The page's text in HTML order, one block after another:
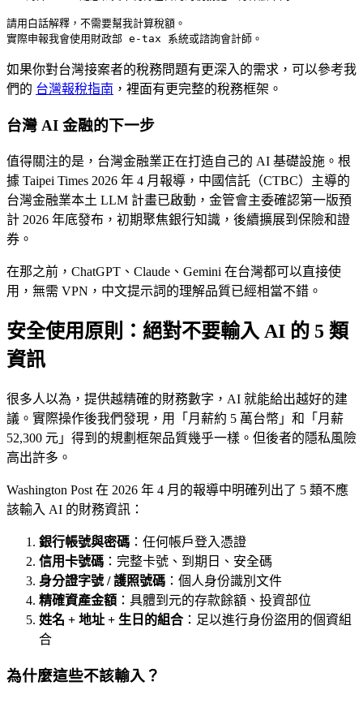
請用白話解釋，不需要幫我計算稅額。
如果你對台灣接案者的稅務問題有更深入的需求，可以參考我
們的 台灣報稅指南 ，裡面有更完整的稅務框架。
台灣 AI 金融的下一步
值得關注的是，台灣金融業正在打造自己的 AI 基礎設施。根
據 Taipei Times 2026 年 4 月報導，中國信託（CTBC）主導的
台灣金融業本土 LLM 計畫已啟動，金管會主委確認第一版預
計 2026 年底發布，初期聚焦銀行知識，後續擴展到保險和證
券。
在那之前，ChatGPT、Claude、Gemini 在台灣都可以直接使
用，無需 VPN，中文提示詞的理解品質已經相當不錯。
安全使用原則：絕對不要輸入 AI 的 5 類
資訊
很多人以為，提供越精確的財務數字，AI 就能給出越好的建
議。實際操作後我們發現，用「月薪約 5 萬台幣」和「月薪
52,300 元」得到的規劃框架品質幾乎一樣。但後者的隱私風險
高出許多。
Washington Post 在 2026 年 4 月的報導中明確列出了 5 類不應
該輸入 AI 的財務資訊：
銀行帳號與密碼 ：任何帳戶登入憑證
信用卡號碼 ：完整卡號、到期日、安全碼
身分證字號 / 護照號碼 ：個人身份識別文件
精確資產金額 ：具體到元的存款餘額、投資部位
姓名 + 地址 + 生日的組合 ：足以進行身份盜用的個資組
合
為什麼這些不該輸入？